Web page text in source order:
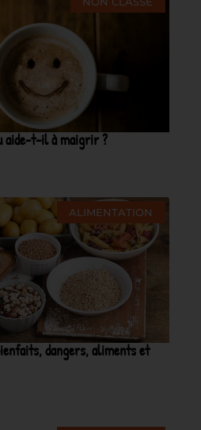
aide-t-il à maigrir ?
ALIMENTATION
dangers, aliments et